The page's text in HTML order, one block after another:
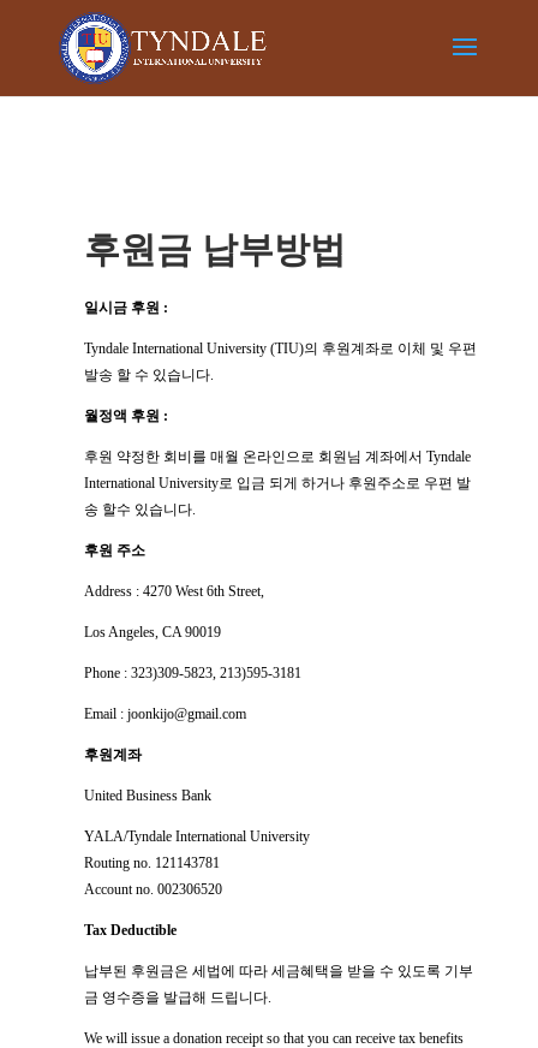
후원금 납부방법
일시금 후원 :
Tyndale International University (TIU)의 후원계좌로 이체 및 우편
발송 할 수 있습니다.
월정액 후원 :
후원 약정한 회비를 매월 온라인으로 회원님 계좌에서 Tyndale
International University로 입금 되게 하거나 후원주소로 우편 발
송 할수 있습니다.
후원 주소
Address : 4270 West 6th Street,
Los Angeles, CA 90019
Phone : 323)309-5823, 213)595-3181
Email : joonkijo@gmail.com
후원계좌
United Business Bank
YALA/Tyndale International University
Routing no. 121143781
Account no. 002306520
Tax Deductible
납부된 후원금은 세법에 따라 세금혜택을 받을 수 있도록 기부
금 영수증을 발급해 드립니다.
We will issue a donation receipt so that you can receive tax benefits